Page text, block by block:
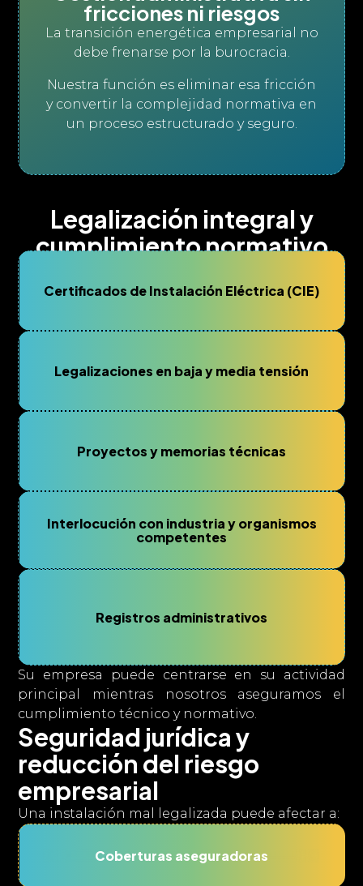
fricciones ni riesgos
La transición energética empresarial no
debe frenarse por la burocracia.
Nuestra función es eliminar esa fricción
y convertir la complejidad normativa en
un proceso estructurado y seguro.
Legalización integral y
cumplimiento normativo
Certificados de Instalación Eléctrica (CIE)
Legalizaciones en baja y media tensión
Proyectos y memorias técnicas
Interlocución con industria y organismos
competentes
Registros administrativos
Su empresa puede centrarse en su actividad
principal mientras nosotros aseguramos el
cumplimiento técnico y normativo.
Seguridad jurídica y
reducción del riesgo
empresarial
Una instalación mal legalizada puede afectar a:
Coberturas aseguradoras